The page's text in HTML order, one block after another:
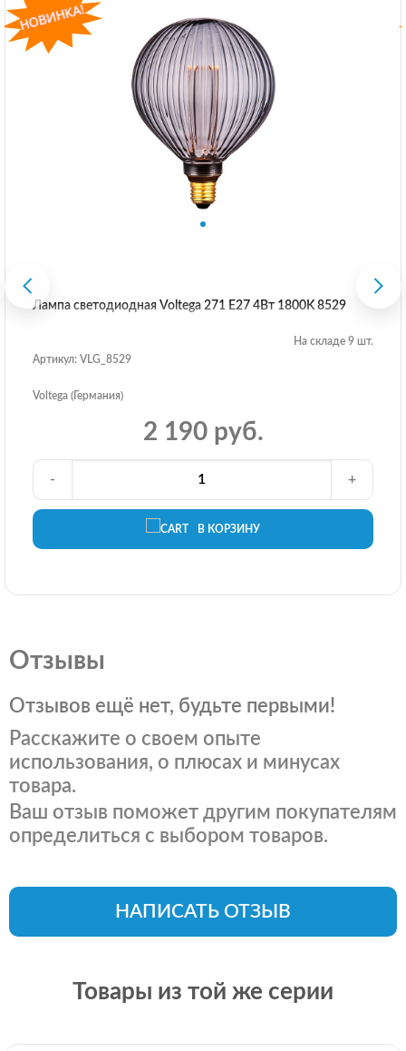
Лампа светодиодная Voltega 271 E27 4Вт 1800K 8529
На складе 9 шт.
Артикул: VLG_8529
Voltega (Германия)
2 190 руб.
В КОРЗИНУ
- +
Отзывы
Отзывов ещё нет, будьте первыми!
Расскажите о своем опыте
использования, о плюсах и минусах
товара.
Ваш отзыв поможет другим покупателям
определиться с выбором товаров.
НАПИСАТЬ ОТЗЫВ
Товары из той же серии